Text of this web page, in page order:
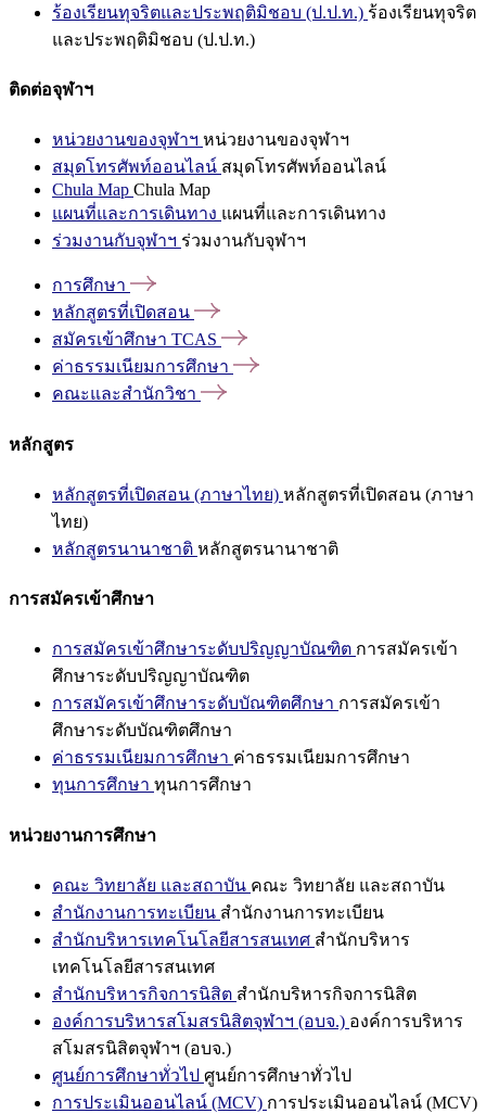
ร้องเรียนทุจริตและประพฤติมิชอบ (ป.ป.ท.) ร้องเรียนทุจริต
และประพฤติมิชอบ (ป.ป.ท.)
ติดต่อจุฬาฯ
หน่วยงานของจุฬาฯ หน่วยงานของจุฬาฯ
สมุดโทรศัพท์ออนไลน์ สมุดโทรศัพท์ออนไลน์
Chula Map Chula Map
แผนที่และการเดินทาง แผนที่และการเดินทาง
ร่วมงานกับจุฬาฯ ร่วมงานกับจุฬาฯ
การศึกษา
หลักสูตรที่เปิดสอน
สมัครเข้าศึกษา TCAS
ค่าธรรมเนียมการศึกษา
คณะและสำนักวิชา
หลักสูตร
หลักสูตรที่เปิดสอน (ภาษาไทย) หลักสูตรที่เปิดสอน (ภาษา
ไทย)
หลักสูตรนานาชาติ หลักสูตรนานาชาติ
การสมัครเข้าศึกษา
การสมัครเข้าศึกษาระดับปริญญาบัณฑิต การสมัครเข้า
ศึกษาระดับปริญญาบัณฑิต
การสมัครเข้าศึกษาระดับบัณฑิตศึกษา การสมัครเข้า
ศึกษาระดับบัณฑิตศึกษา
ค่าธรรมเนียมการศึกษา ค่าธรรมเนียมการศึกษา
ทุนการศึกษา ทุนการศึกษา
หน่วยงานการศึกษา
คณะ วิทยาลัย และสถาบัน คณะ วิทยาลัย และสถาบัน
สำนักงานการทะเบียน สำนักงานการทะเบียน
สำนักบริหารเทคโนโลยีสารสนเทศ สำนักบริหาร
เทคโนโลยีสารสนเทศ
สำนักบริหารกิจการนิสิต สำนักบริหารกิจการนิสิต
องค์การบริหารสโมสรนิสิตจุฬาฯ (อบจ.) องค์การบริหาร
สโมสรนิสิตจุฬาฯ (อบจ.)
ศูนย์การศึกษาทั่วไป ศูนย์การศึกษาทั่วไป
การประเมินออนไลน์ (MCV) การประเมินออนไลน์ (MCV)